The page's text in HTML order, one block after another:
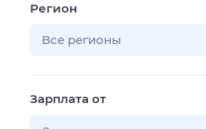
Регион
Все регионы
Зарплата от